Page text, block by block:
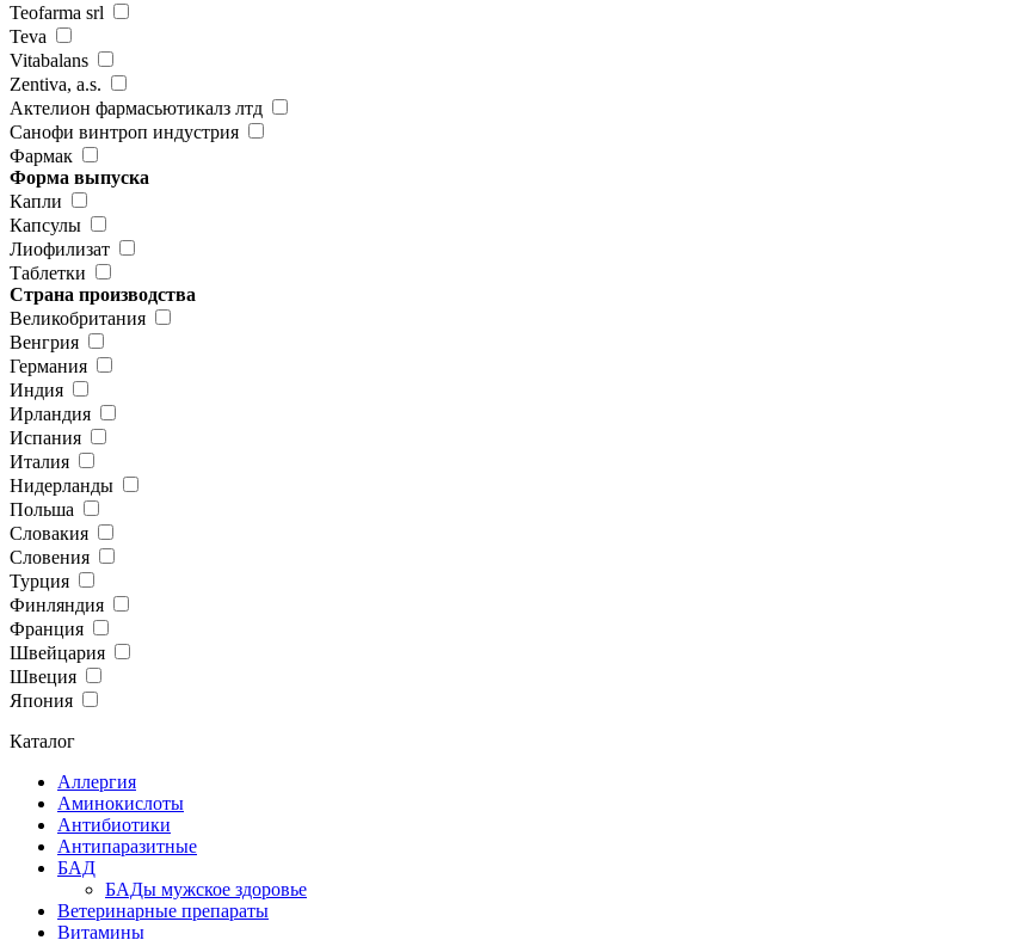
Teofarma srl
Teva
Vitabalans
Zentiva, a.s.
Актелион фармасьютикалз лтд
Санофи винтроп индустрия
Фармак
Форма выпуска
Капли
Капсулы
Лиофилизат
Таблетки
Страна производства
Великобритания
Венгрия
Германия
Индия
Ирландия
Испания
Италия
Нидерланды
Польша
Словакия
Словения
Турция
Финляндия
Франция
Швейцария
Швеция
Япония
Каталог
Аллергия
Аминокислоты
Антибиотики
Антипаразитные
БАД
БАДы мужское здоровье
Ветеринарные препараты
Витамины